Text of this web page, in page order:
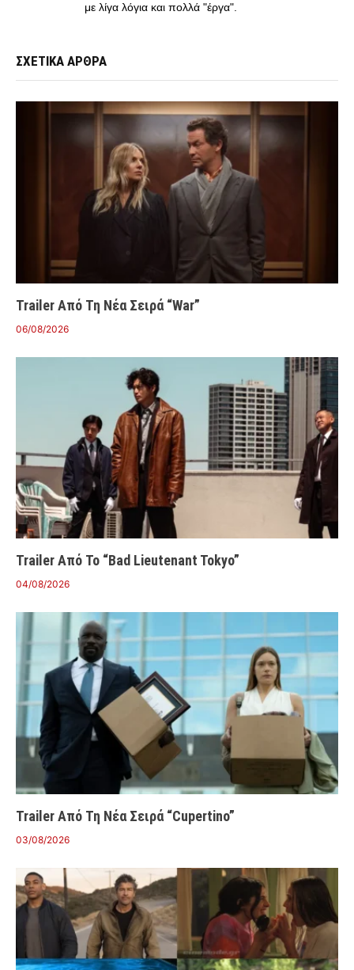
με λίγα λόγια και πολλά "έργα".
ΣΧΕΤΙΚΑ ΑΡΘΡΑ
Trailer Από Τη Νέα Σειρά “War”
06/08/2026
Trailer Από Το “Bad Lieutenant Tokyo”
04/08/2026
Trailer Από Τη Νέα Σειρά “Cupertino”
03/08/2026